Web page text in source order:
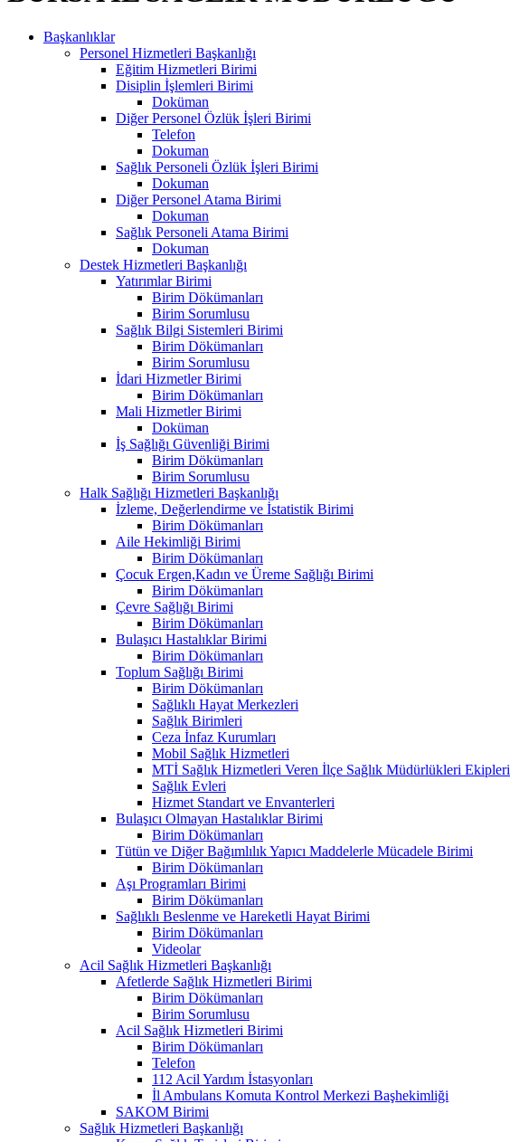
Başkanlıklar
Personel Hizmetleri Başkanlığı
Eğitim Hizmetleri Birimi
Disiplin İşlemleri Birimi
Doküman
Diğer Personel Özlük İşleri Birimi
Telefon
Dokuman
Sağlık Personeli Özlük İşleri Birimi
Dokuman
Diğer Personel Atama Birimi
Dokuman
Sağlık Personeli Atama Birimi
Dokuman
Destek Hizmetleri Başkanlığı
Yatırımlar Birimi
Birim Dökümanları
Birim Sorumlusu
Sağlık Bilgi Sistemleri Birimi
Birim Dökümanları
Birim Sorumlusu
İdari Hizmetler Birimi
Birim Dökümanları
Mali Hizmetler Birimi
Doküman
İş Sağlığı Güvenliği Birimi
Birim Dökümanları
Birim Sorumlusu
Halk Sağlığı Hizmetleri Başkanlığı
İzleme, Değerlendirme ve İstatistik Birimi
Birim Dökümanları
Aile Hekimliği Birimi
Birim Dökümanları
Çocuk Ergen,Kadın ve Üreme Sağlığı Birimi
Birim Dökümanları
Çevre Sağlığı Birimi
Birim Dökümanları
Bulaşıcı Hastalıklar Birimi
Birim Dökümanları
Toplum Sağlığı Birimi
Birim Dökümanları
Sağlıklı Hayat Merkezleri
Sağlık Birimleri
Ceza İnfaz Kurumları
Mobil Sağlık Hizmetleri
MTİ Sağlık Hizmetleri Veren İlçe Sağlık Müdürlükleri Ekipleri
Sağlık Evleri
Hizmet Standart ve Envanterleri
Bulaşıcı Olmayan Hastalıklar Birimi
Birim Dökümanları
Tütün ve Diğer Bağımlılık Yapıcı Maddelerle Mücadele Birimi
Birim Dökümanları
Aşı Programları Birimi
Birim Dökümanları
Sağlıklı Beslenme ve Hareketli Hayat Birimi
Birim Dökümanları
Videolar
Acil Sağlık Hizmetleri Başkanlığı
Afetlerde Sağlık Hizmetleri Birimi
Birim Dökümanları
Birim Sorumlusu
Acil Sağlık Hizmetleri Birimi
Birim Dökümanları
Telefon
112 Acil Yardım İstasyonları
İl Ambulans Komuta Kontrol Merkezi Başhekimliği
SAKOM Birimi
Sağlık Hizmetleri Başkanlığı